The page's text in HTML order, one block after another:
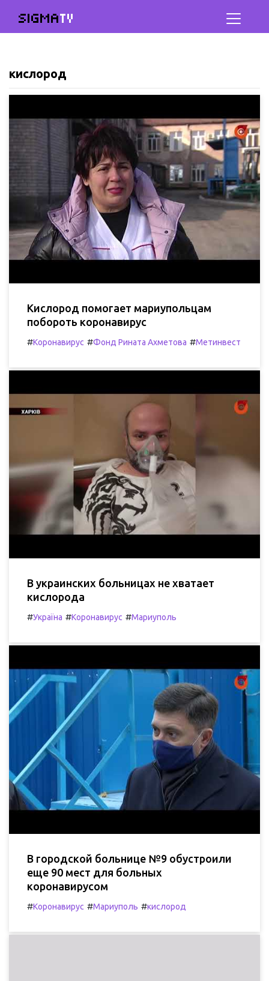
SIGMATV
кислород
Кислород помогает мариупольцам
побороть коронавирус
#Коронавирус #Фонд Рината Ахметова #Метинвест
В украинских больницах не хватает
кислорода
#Україна #Коронавирус #Мариуполь
В городской больнице №9 обустроили
еще 90 мест для больных
коронавирусом
#Коронавирус #Мариуполь #кислород